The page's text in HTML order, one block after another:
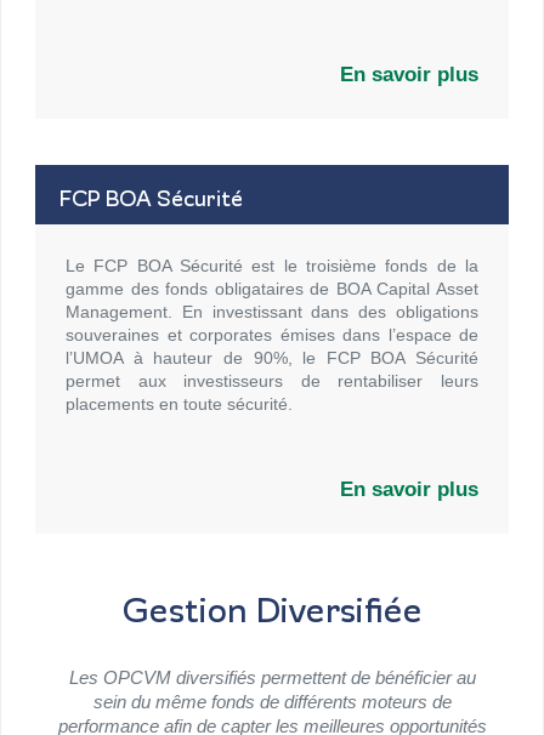
En savoir plus
FCP BOA Sécurité
Le FCP BOA Sécurité est le troisième fonds de la
gamme des fonds obligataires de BOA Capital Asset
Management. En investissant dans des obligations
souveraines et corporates émises dans l’espace de
l’UMOA à hauteur de 90%, le FCP BOA Sécurité
permet aux investisseurs de rentabiliser leurs
placements en toute sécurité.
En savoir plus
Gestion Diversifiée
Les OPCVM diversifiés permettent de bénéficier au
sein du même fonds de différents moteurs de
performance afin de capter les meilleures opportunités